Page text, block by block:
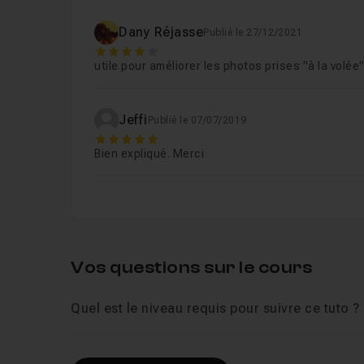
Dany RéjassePublié le 27/12/2021
4
utile pour améliorer les photos prises "à la volée"
Jeffi Publié le 07/07/2019
5
Bien expliqué. Merci
Vos questions sur le cours
Quel est le niveau requis pour suivre ce tuto ?